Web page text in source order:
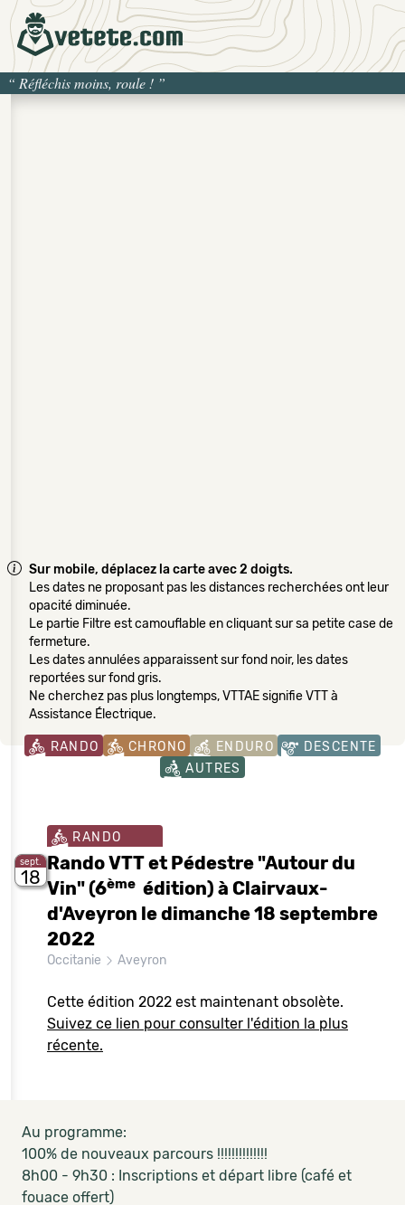
“ Réfléchis moins, roule ! ”
Sur mobile, déplacez la carte avec 2 doigts.
Les dates ne proposant pas les distances recherchées ont leur
opacité diminuée.
Le partie Filtre est camouflable en cliquant sur sa petite case de
fermeture.
Les dates annulées apparaissent sur fond noir, les dates
reportées sur fond gris.
Ne cherchez pas plus longtemps, VTTAE signifie VTT à
Assistance Électrique.
RANDO CHRONO ENDURO
DESCENTE
AUTRES
sept.
18
RANDO
Rando VTT et Pédestre "Autour du
Vin" (6ème édition) à Clairvaux-
d'Aveyron le dimanche 18 septembre
2022
Occitanie Aveyron
Cette édition 2022 est maintenant obsolète.
Suivez ce lien pour consulter l'édition la plus
récente.
Au programme:
100% de nouveaux parcours !!!!!!!!!!!!!!
8h00 - 9h30 : Inscriptions et départ libre (café et
fouace offert)